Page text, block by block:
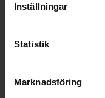
Inställningar
Statistik
Marknadsföring
Du ska ha ett